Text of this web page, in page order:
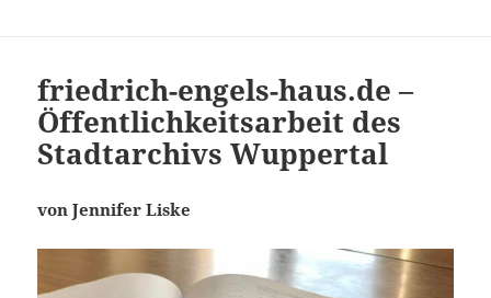
friedrich-engels-haus.de –
Öffentlichkeitsarbeit des
Stadtarchivs Wuppertal
von Jennifer Liske